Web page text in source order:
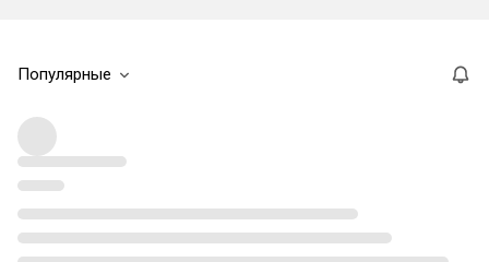
Популярные